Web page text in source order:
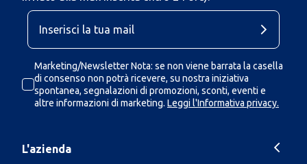
Marketing/Newsletter Nota: se non viene barrata la casella
di consenso non potrà ricevere, su nostra iniziativa
spontanea, segnalazioni di promozioni, sconti, eventi e
altre informazioni di marketing. Leggi l'Informativa privacy.
L'azienda